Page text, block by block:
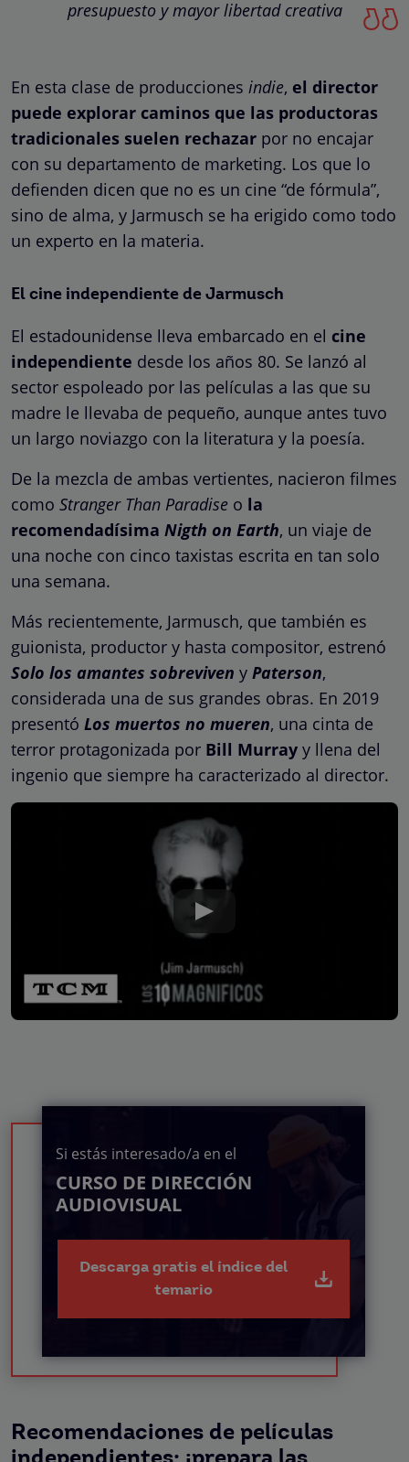
presupuesto y mayor libertad creativa
En esta clase de producciones indie, el director
puede explorar caminos que las productoras
tradicionales suelen rechazar por no encajar
con su departamento de marketing. Los que lo
defienden dicen que no es un cine “de fórmula”,
sino de alma, y Jarmusch se ha erigido como todo
un experto en la materia.
El cine independiente de Jarmusch
El estadounidense lleva embarcado en el cine
independiente desde los años 80. Se lanzó al
sector espoleado por las películas a las que su
madre le llevaba de pequeño, aunque antes tuvo
un largo noviazgo con la literatura y la poesía.
De la mezcla de ambas vertientes, nacieron filmes
como Stranger Than Paradise o la
recomendadísima Nigth on Earth, un viaje de
una noche con cinco taxistas escrita en tan solo
una semana.
Más recientemente, Jarmusch, que también es
guionista, productor y hasta compositor, estrenó
Solo los amantes sobreviven y Paterson,
considerada una de sus grandes obras. En 2019
presentó Los muertos no mueren, una cinta de
terror protagonizada por Bill Murray y llena del
ingenio que siempre ha caracterizado al director.
Si estás interesado/a en el
CURSO DE DIRECCIÓN
AUDIOVISUAL
Descarga gratis el índice del
temario
Recomendaciones de películas